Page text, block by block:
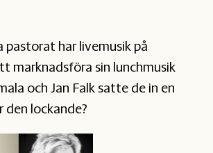
pastorat har livemusik på
marknadsföra sin lunchmusik
och Jan Falk satte de in en
den lockande?